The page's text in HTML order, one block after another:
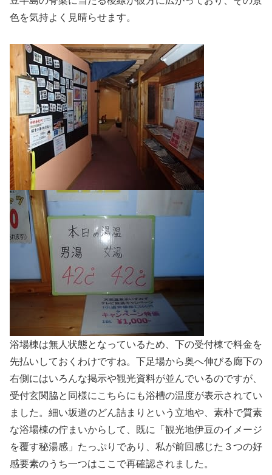
色を気持よく見晴らせます。
浴場棟は無人状態となっているため、下の受付棟で料金を
先払いしておくわけですね。下足場から奥へ伸びる廊下の
右側にはいろんな掲示や観光資料が並んでいるのですが、
受付玄関脇と同様にこちらにも浴槽の温度が表示されてい
ました。細い坂道のどん詰まりという立地や、素朴で質素
な浴場棟の佇まいからして、既に「観光地伊豆のイメージ
を覆す秘湯感」たっぷりであり、私が前回感じた３つの好
感要素のうち一つはここで再確認されました。